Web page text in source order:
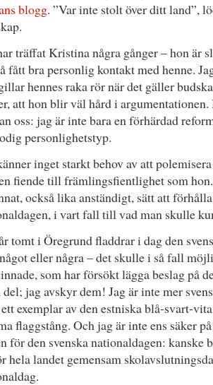
blogg. ”Var inte stolt över ditt land”,
träffat Kristina några gånger – hon är
fått bra personlig kontakt med henne.
hennes raka rör när det gäller
att hon blir väl hård i
oss: jag är inte bara en förhärdad
personlighetstyp.
inget starkt behov av att
fiende till främlingsfientlighet som
också lika anständigt, sätt att
i vart fall till vad man skulle
tomt i Öregrund fladdrar i dag den
eller några – det skulle i så fall
som har försökt lägga beslag på
del; jag avskyr dem! Jag är inte mer
exemplar av den estniska blå-svart-
flaggstång. Och jag är inte ens säker
för den svenska nationaldagen: kanske
hela landet gemensam